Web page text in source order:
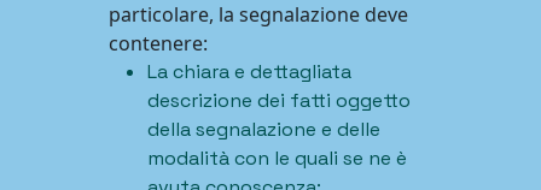
particolare, la segnalazione deve
contenere:
La chiara e dettagliata
descrizione dei fatti oggetto
della segnalazione e delle
modalità con le quali se ne è